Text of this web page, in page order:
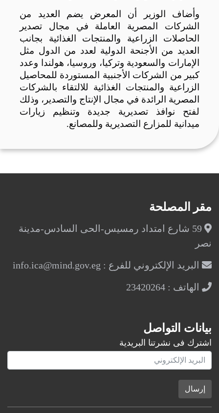
وأضاف الوزير أن المعرض يضم العديد من
الشركات المصرية العاملة في مجال تصدير
الحاصلات الزراعية والمنتجات الغذائية بجانب
العديد من الأجنحة الدولية لعدد من الدول مثل
الإمارات والسعودية وتركيا، وروسيا، هولندا وعدد
كبير من الشركات الأجنبية المستوردة للمحاصيل
الزراعية والمنتجات الغذائية للالتقاء بالشركات
المصرية الرائدة في مجال الإنتاج والتصدير، وذلك
لفتح نوافذ تصديرية جديدة وتنظيم زيارات
ميدانية للمزارع التصديرية وللمصانع.
مقر المصلحة
59 شارع امتداد رمسيس-الحى السادس-مدينة
نصر
البريد الإلكتروني للفرع : info.ica@mind.gov.eg
الهاتف : 23420264
بيانات التواصل
اشترك فى نشرتنا البريدية
إرسال